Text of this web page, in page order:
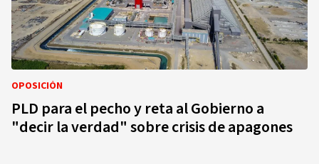
OPOSICIÓN
PLD para el pecho y reta al Gobierno a
"decir la verdad" sobre crisis de apagones